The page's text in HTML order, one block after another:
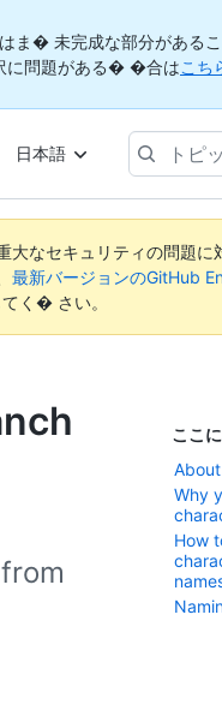
ま� 未完成な部分がある
に問題がある� �合はこち
日本語
ト
ピ
ク
や
製
大なセキュリティの問題に
最新バージョンのGitHub
てく� さい。
ここ
Why
How